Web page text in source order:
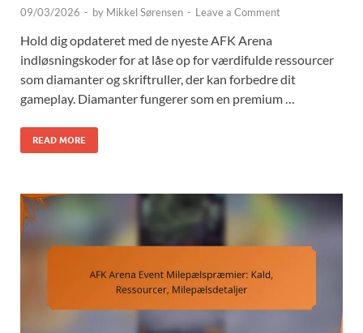
09/03/2026 - by Mikkel Sørensen - Leave a Comment
Hold dig opdateret med de nyeste AFK Arena
indløsningskoder for at låse op for værdifulde ressourcer
som diamanter og skriftruller, der kan forbedre dit
gameplay. Diamanter fungerer som en premium …
READ MORE